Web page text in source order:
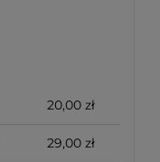
20,00 zł
29,00 zł